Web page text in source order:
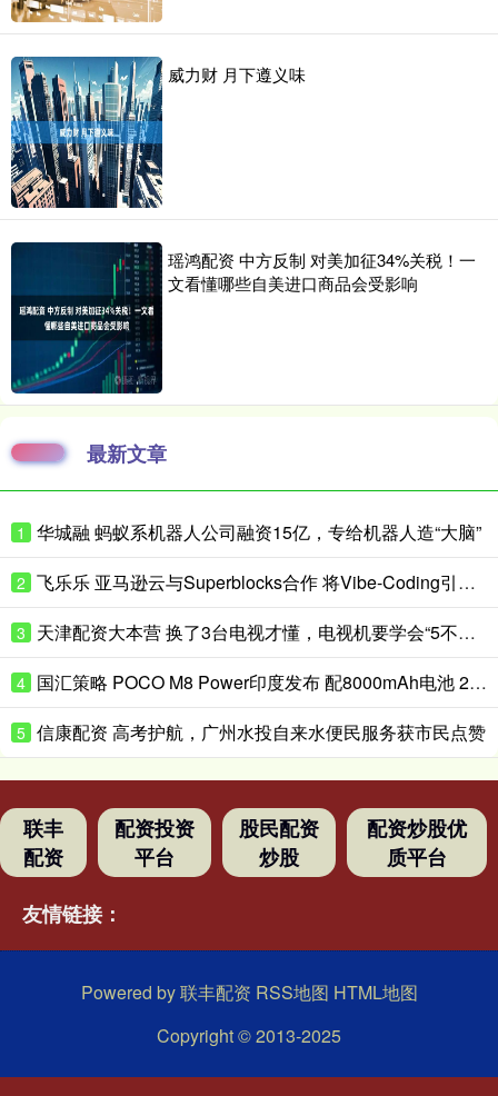
威力财 月下遵义味
瑶鸿配资 中方反制 对美加征34%关税！一
文看懂哪些自美进口商品会受影响
最新文章
1 华城融 蚂蚁系机器人公司融资15亿，专给机器人造“大脑”
2 飞乐乐 亚马逊云与Superblocks合作 将Vibe-Coding引入企业私有云
3 天津配资大本营 换了3台电视才懂，电视机要学会“5不买”，都是花钱买的经验
4 国汇策略 POCO M8 Power印度发布 配8000mAh电池 24999卢比起
5 信康配资 高考护航，广州水投自来水便民服务获市民点赞
联丰
配资
配资投资
平台
股民配资
炒股
配资炒股优
质平台
友情链接：
Powered by联丰配资 RSS地图 HTML地图
Copyright© 2013-2025